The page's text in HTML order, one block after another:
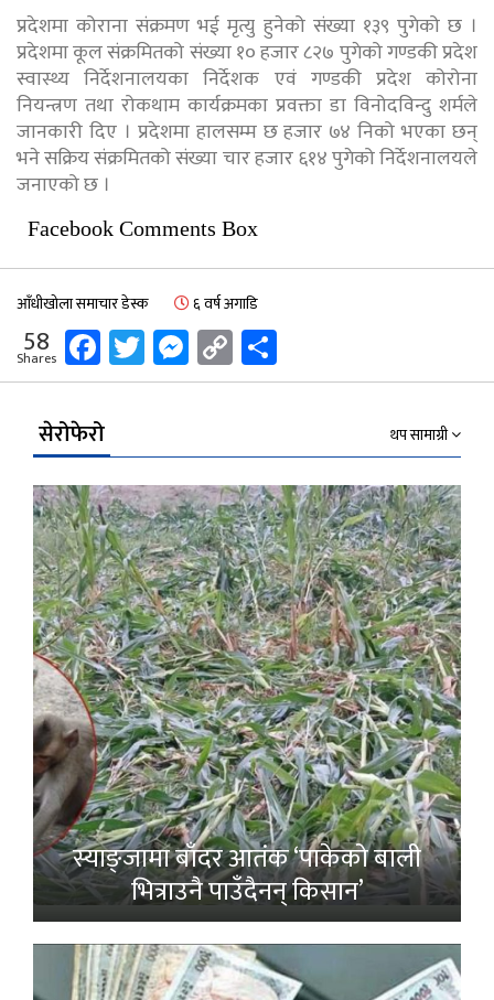
प्रदेशमा कोराना संक्रमण भई मृत्यु हुनेको संख्या १३९ पुगेको छ ।
प्रदेशमा कूल संक्रमितको संख्या १० हजार ८२७ पुगेको गण्डकी प्रदेश
स्वास्थ्य निर्देशनालयका निर्देशक एवं गण्डकी प्रदेश कोरोना
नियन्त्रण तथा रोकथाम कार्यक्रमका प्रवक्ता डा विनोदविन्दु शर्मले
जानकारी दिए । प्रदेशमा हालसम्म छ हजार ७४ निको भएका छन्
भने सक्रिय संक्रमितको संख्या चार हजार ६१४ पुगेको निर्देशनालयले
जनाएको छ ।
Facebook Comments Box
आँधीखोला समाचार डेस्क ६ वर्ष अगाडि
58
Shares Facebook
Twitter
Messenger
Copy
Link
सेरोफेरो थप सामाग्री
स्याङ्जामा बाँदर आतंक ‘पाकेको बाली
भित्राउनै पाउँदैनन् किसान’